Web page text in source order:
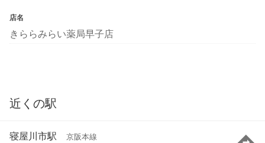
店名
きららみらい薬局早子店
近くの駅
寝屋川市駅 京阪本線